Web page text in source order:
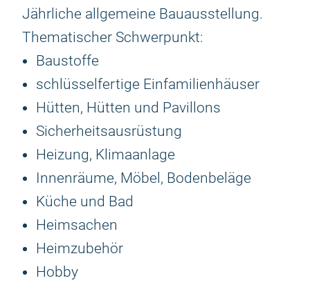
Jährliche allgemeine Bauausstellung.
Thematischer Schwerpunkt:
Baustoffe
schlüsselfertige Einfamilienhäuser
Hütten, Hütten und Pavillons
Sicherheitsausrüstung
Heizung, Klimaanlage
Innenräume, Möbel, Bodenbeläge
Küche und Bad
Heimsachen
Heimzubehör
Hobby